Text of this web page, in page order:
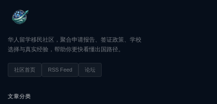
华人留学移民社区，聚合申请报告、签证政策、学校
选择与真实经验，帮助你更快看懂出国路径。
社区首页 RSS Feed 论坛
文章分类